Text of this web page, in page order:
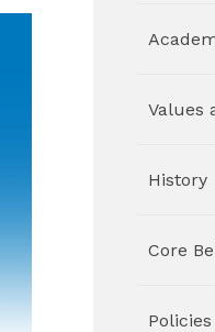
Values
History
Core